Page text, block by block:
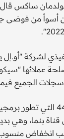
ساكس
لشركة
عملائها
سجلات الجميع
وأفادت شركة بروجيكت44
بنما، وهي
بسبب انخفاض